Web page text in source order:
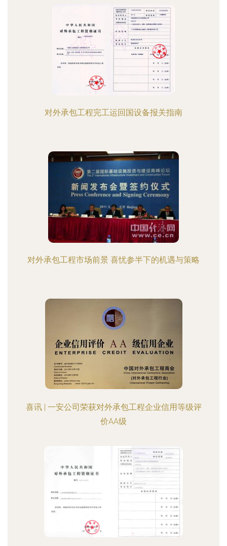
对外承包工程完工运回国设备报关指南
对外承包工程市场前景 喜忧参半下的机遇与策略
喜讯 | 一安公司荣获对外承包工程企业信用等级评
价AA级